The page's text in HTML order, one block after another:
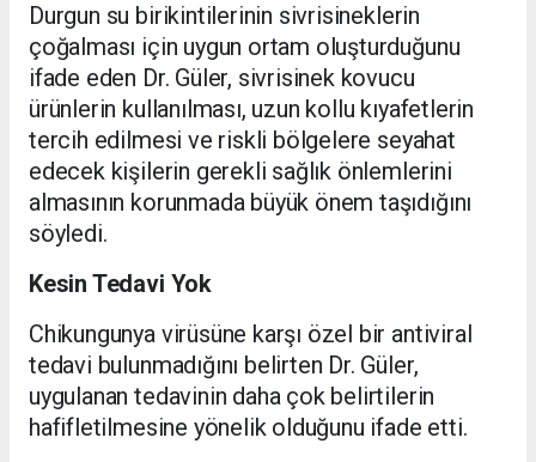
Durgun su birikintilerinin sivrisineklerin
çoğalması için uygun ortam oluşturduğunu
ifade eden Dr. Güler, sivrisinek kovucu
ürünlerin kullanılması, uzun kollu kıyafetlerin
tercih edilmesi ve riskli bölgelere seyahat
edecek kişilerin gerekli sağlık önlemlerini
almasının korunmada büyük önem taşıdığını
söyledi.
Kesin Tedavi Yok
Chikungunya virüsüne karşı özel bir antiviral
tedavi bulunmadığını belirten Dr. Güler,
uygulanan tedavinin daha çok belirtilerin
hafifletilmesine yönelik olduğunu ifade etti.